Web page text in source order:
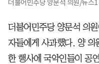
더불어민주당 양문석 의원/뉴스1
더불어민주당 양문석 의
자들에게 사과했다. 양 의
한 행사에 국악인들이 공